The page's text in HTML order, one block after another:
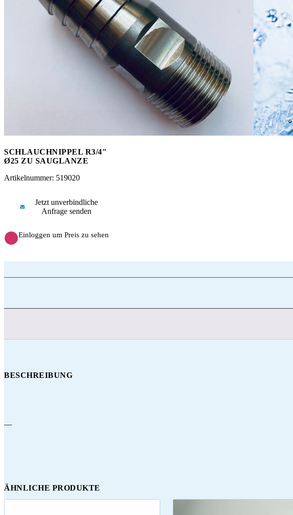
Messen
Videos / Downloads
HT Plus
Hochdruckpumpen
SCHLAUCHNIPPEL R3/4"
Ø25 ZU SAUGLANZE
Artikelnummer: 519020
Jetzt unverbindliche
Anfrage senden
Einloggen um Preis zu sehen
BESCHREIBUNG
—
ÄHNLICHE PRODUKTE